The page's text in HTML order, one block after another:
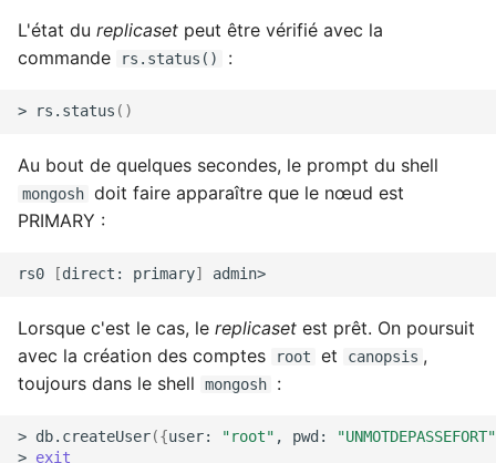
L'état du replicaset peut être vérifié avec la
commande
rs.status() :
> rs.status ()
Au bout de quelques secondes, le prompt du shell
mongosh doit faire apparaître que le nœud est
PRIMARY :
rs0 [direct: primary]
Lorsque c'est le cas, le replicaset est prêt. On poursuit
avec la création des comptes
root et canopsis ,
toujours dans le shell
mongosh :
> db.createUser({user: "root" , pwd:
"UNMOTDEPASSEFORT"
> exit